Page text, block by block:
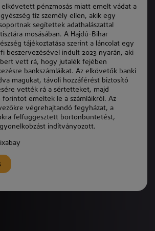
elkövetett pénzmosás miatt emelt vádat a
tíz személy ellen, akik egy
segítettek adathalászattal
mosásában. A Hajdú-Bihar
tájékoztatása szerint a láncolat egy
beszervezésével indult 2023 nyarán, aki
vett rá, hogy jutalék fejében
bankszámláikat. Az elkövetők banki
magukat, távoli hozzáférést biztosító
vették rá a sértetteket, majd
forintot emeltek le a számláikról. Az
végrehajtandó fegyházat, a
felfüggesztett börtönbüntetést,
indítványozott.